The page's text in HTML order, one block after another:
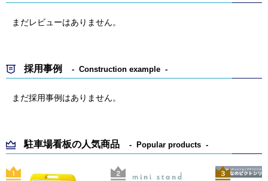
まだレビューはありません。
採用事例 Construction example
まだ採用事例はありません。
駐車場看板の人気商品 Popular products